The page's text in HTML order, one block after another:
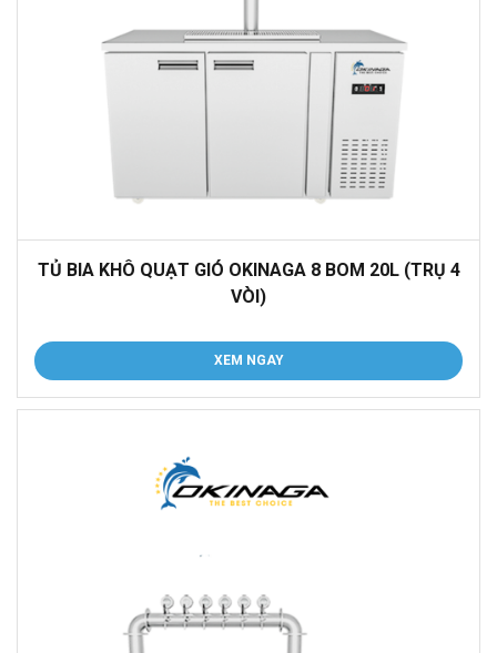
TỦ BIA KHÔ QUẠT GIÓ OKINAGA 8 BOM 20L (TRỤ 4
VÒI)
XEM NGAY